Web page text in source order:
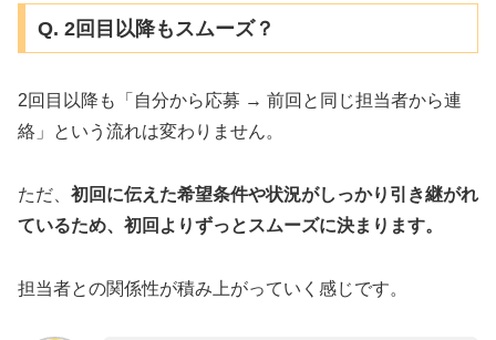
Q. 2回目以降もスムーズ？
2回目以降も「自分から応募 → 前回と同じ担当者から連
絡」という流れは変わりません。
ただ、 初回に伝えた希望条件や状況がしっかり引き継がれ
ているため、初回よりずっとスムーズに決まります。
担当者との関係性が積み上がっていく感じです。